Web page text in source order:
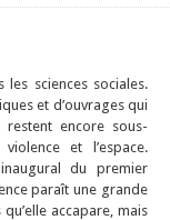
sciences sociales.
et d’ouvrages qui
restent encore sous-
et l’espace.
du premier
paraît une grande
accapare, mais